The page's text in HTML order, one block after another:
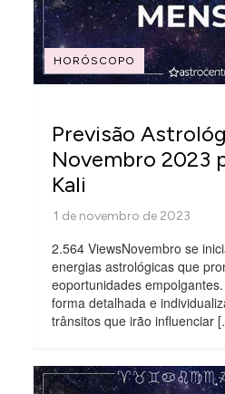
HORÓSCOPO
Previsão
Novembro 2023
Kali
2.564 ViewsNovembro se
energias astrológicas que
eoportunidades
forma detalhada e
trânsitos que irão influenciar